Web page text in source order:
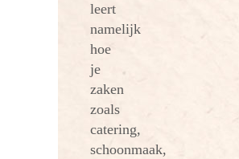
leert
namelijk
hoe
je
zaken
zoals
catering,
schoonmaak,